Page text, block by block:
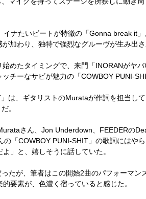
ナたいビートが特徴の「Gonna break it
加わり、独特で強烈なグルーヴが生み出さ
めたタイミングで、来門「INORANがヤ
チーなサビが魅力の「COWBOY PUNI-
は、ギタリストのMurataが作詞を担当し
。
さん、Jon Underdown、FEEDERの
「COWBOY PUNI-SHIT」の歌詞にはや
」と、嬉しそうに話していた。
たが、筆者はこの開始2曲のパフォーマン
要素が、色濃く宿っていると感じた。